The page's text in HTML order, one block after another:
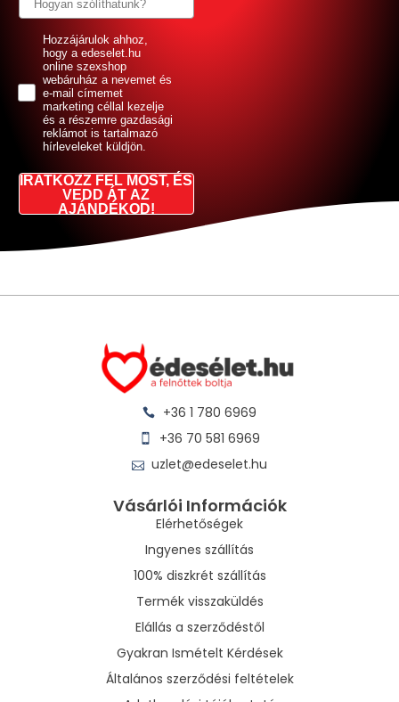
GDPRHozzájárulok ahhoz,
hogy a edeselet.hu
online szexshop
webáruház a nevemet és
e-mail címemet
marketing céllal kezelje
és a részemre gazdasági
reklámot is tartalmazó
hírleveleket küldjön.
IRATKOZZ FEL MOST, ÉS
VEDD ÁT AZ
AJÁNDÉKOD!
+36 1 780 6969
+36 70 581 6969
uzlet@edeselet.hu
Vásárlói Információk
Elérhetőségek
Ingyenes szállítás
100% diszkrét szállítás
Termék visszaküldés
Elállás a szerződéstől
Gyakran Ismételt Kérdések
Általános szerződési feltételek